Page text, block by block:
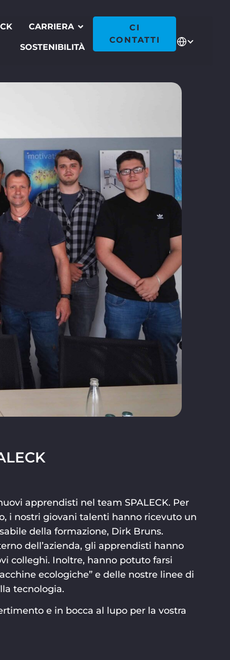
CARRIERA
SOSTENIBILITÀ
CI
CONTATTI
apprendisti nel team SPALECK. Per
i nostri giovani talenti hanno ricevuto un
della formazione, Dirk Bruns.
dell’azienda, gli apprendisti hanno
colleghi. Inoltre, hanno potuto farsi
ecologiche” e delle nostre linee di
tecnologia.
e in bocca al lupo per la vostra